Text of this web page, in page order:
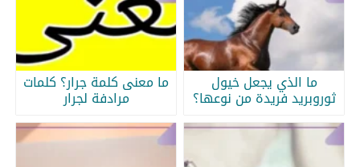
ما الذي يجعل خيول
ثوروبريد فريدة من نوعها؟
ما معنى كلمة جرار؟ كلمات
مرادفة لجرار